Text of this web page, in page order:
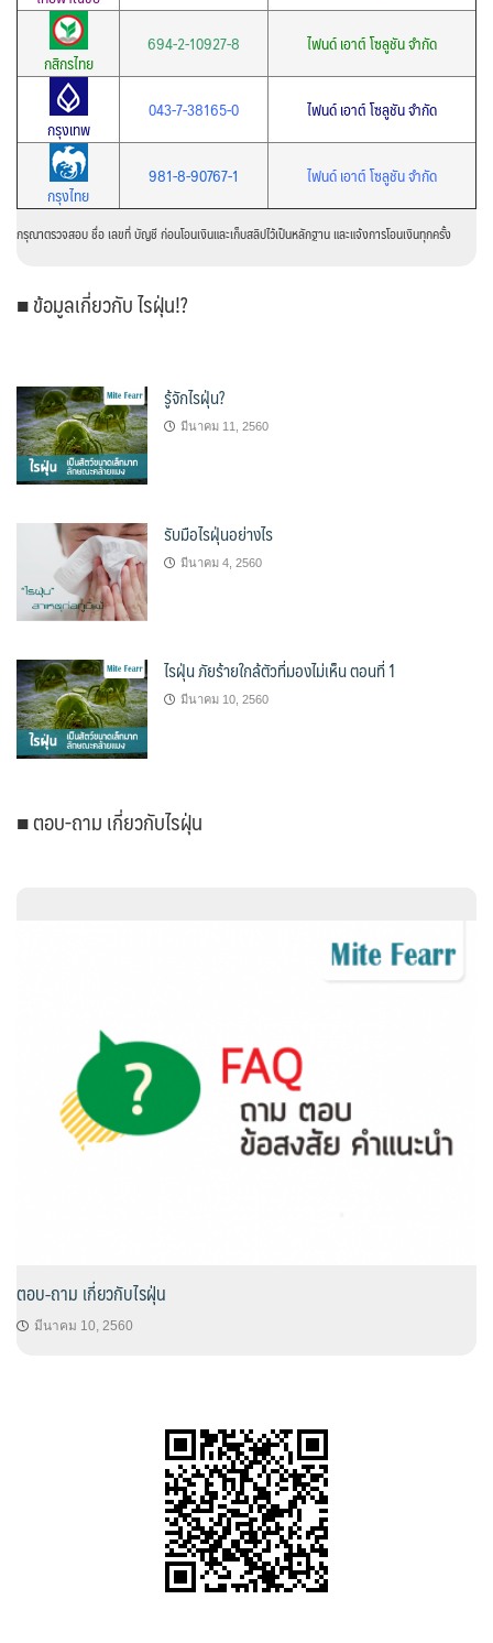
กสิกรไทย
694-2-10927-8 ไฟนด์ เอาต์ โซลูชัน จำกัด
กรุงเทพ
043-7-38165-0 ไฟนด์ เอาต์ โซลูชัน จำกัด
กรุงไทย
981-8-90767-1 ไฟนด์ เอาต์ โซลูชัน จำกัด
กรุณาตรวจสอบ ชื่อ เลขที่ บัญชี ก่อนโอนเงินและเก็บสลิปไว้เป็นหลักฐาน และแจ้งการโอนเงินทุกครั้ง
■ ข้อมูลเกี่ยวกับ ไรฝุ่น!?
รู้จักไรฝุ่น?
มีนาคม 11, 2560
รับมือไรฝุ่นอย่างไร
มีนาคม 4, 2560
ไรฝุ่น ภัยร้ายใกล้ตัวที่มองไม่เห็น ตอนที่ 1
มีนาคม 10, 2560
■ ตอบ-ถาม เกี่ยวกับไรฝุ่น
ตอบ-ถาม เกี่ยวกับไรฝุ่น
มีนาคม 10, 2560